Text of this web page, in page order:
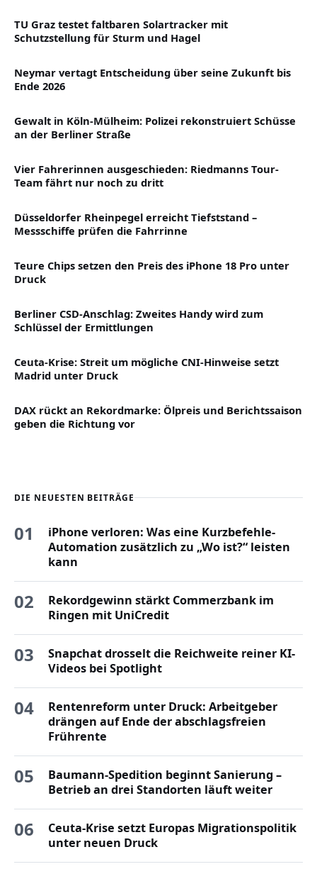
TU Graz testet faltbaren Solartracker mit
Schutzstellung für Sturm und Hagel
Neymar vertagt Entscheidung über seine Zukunft bis
Ende 2026
Gewalt in Köln-Mülheim: Polizei rekonstruiert Schüsse
an der Berliner Straße
Vier Fahrerinnen ausgeschieden: Riedmanns Tour-
Team fährt nur noch zu dritt
Düsseldorfer Rheinpegel erreicht Tiefststand –
Messschiffe prüfen die Fahrrinne
Teure Chips setzen den Preis des iPhone 18 Pro unter
Druck
Berliner CSD-Anschlag: Zweites Handy wird zum
Schlüssel der Ermittlungen
Ceuta-Krise: Streit um mögliche CNI-Hinweise setzt
Madrid unter Druck
DAX rückt an Rekordmarke: Ölpreis und Berichtssaison
geben die Richtung vor
DIE NEUESTEN BEITRÄGE
01
iPhone verloren: Was eine Kurzbefehle-
Automation zusätzlich zu „Wo ist?“ leisten
kann
02
Rekordgewinn stärkt Commerzbank im
Ringen mit UniCredit
03
Snapchat drosselt die Reichweite reiner KI-
Videos bei Spotlight
04
Rentenreform unter Druck: Arbeitgeber
drängen auf Ende der abschlagsfreien
Frührente
05
Baumann-Spedition beginnt Sanierung –
Betrieb an drei Standorten läuft weiter
06
Ceuta-Krise setzt Europas Migrationspolitik
unter neuen Druck